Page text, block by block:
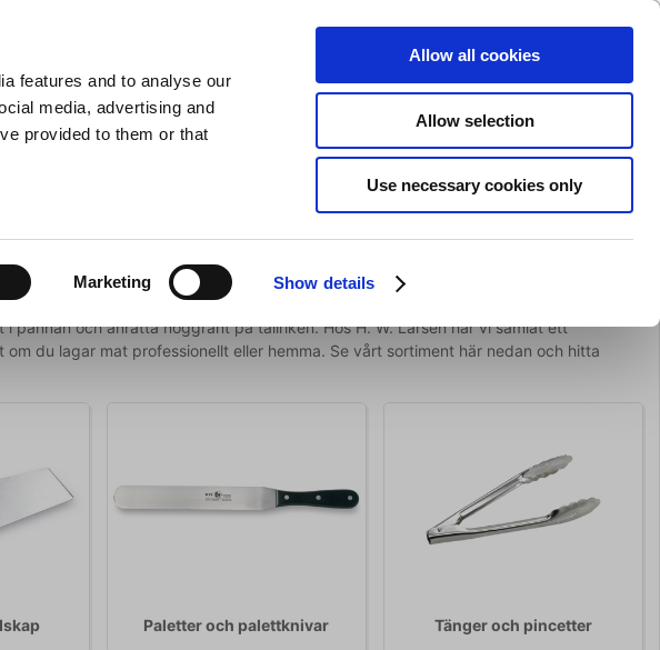
features and to analyse our
media, advertising and
provided to them or that
Marketing Show details
Allow all cookies
Allow selection
Use necessary cookies only
Kundvagn (0)
Restaurangkläder Erbjurdanden Brands
pannan och anrätta noggrant på tallriken. Hos H. W. Larsen har vi samlat ett
du lagar mat professionellt eller hemma. Se vårt sortiment här nedan och hitta
Paletter och palettknivar Tänger och pincetter